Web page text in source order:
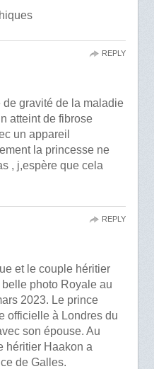
gravité de la maladie
atteint de fibrose
un appareil
la princesse ne
, j,espère que cela
REPLY
et le couple héritier
photo Royale au
2023. Le prince
officielle à Londres du
son épouse. Au
héritier Haakon a
de Galles.
REPLY